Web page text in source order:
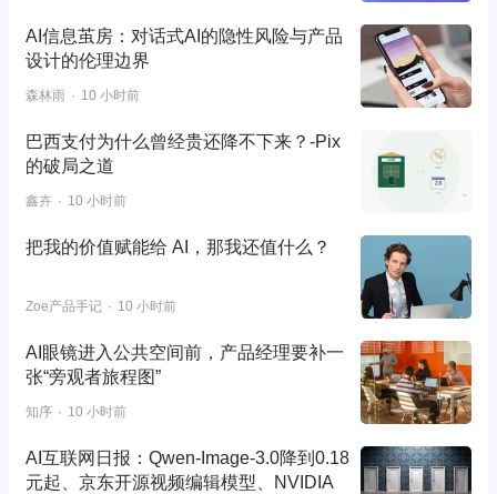
AI信息茧房：对话式AI的隐性风险与产品
设计的伦理边界
森林雨 10 小时前
巴西支付为什么曾经贵还降不下来？-Pix
的破局之道
鑫卉 10 小时前
把我的价值赋能给 AI，那我还值什么？
Zoe产品手记 10 小时前
AI眼镜进入公共空间前，产品经理要补一
张“旁观者旅程图”
知序 10 小时前
AI互联网日报：Qwen-Image-3.0降到0.18
元起、京东开源视频编辑模型、NVIDIA